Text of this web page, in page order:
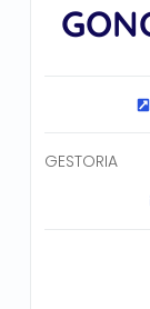
GESTORIA